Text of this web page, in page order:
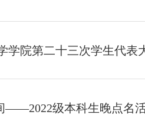
学院第二十三次学生代表
——2022级本科生晚点名